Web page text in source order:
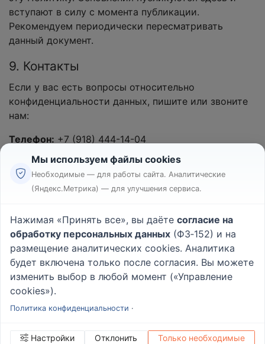
вступают в силу с момента публикации.
Рекомендуем периодически пересматривать
данный документ.
9. Контакты
Если у вас есть вопросы относительно
конфиденциальности данных, пишите или звоните
нам:
Телефон: +7 (918) 444-14-04
Реклама
Пользовательское соглашение
Политика конфиденциальности
Вопрос - Ответ|О проекте
Мы используем файлы cookies
Необходимые — для работы сайта. Аналитические
(Яндекс.Метрика) — для улучшения сервиса.
Нажимая «Принять все», вы даёте согласие на
обработку персональных данных (ФЗ‑152) и на
размещение аналитических cookies. Аналитика
будет включена только после согласия. Вы можете
изменить выбор в любой момент («Управление
cookies»).
Политика конфиденциальности ·
Настройки Отклонить Только необходимые